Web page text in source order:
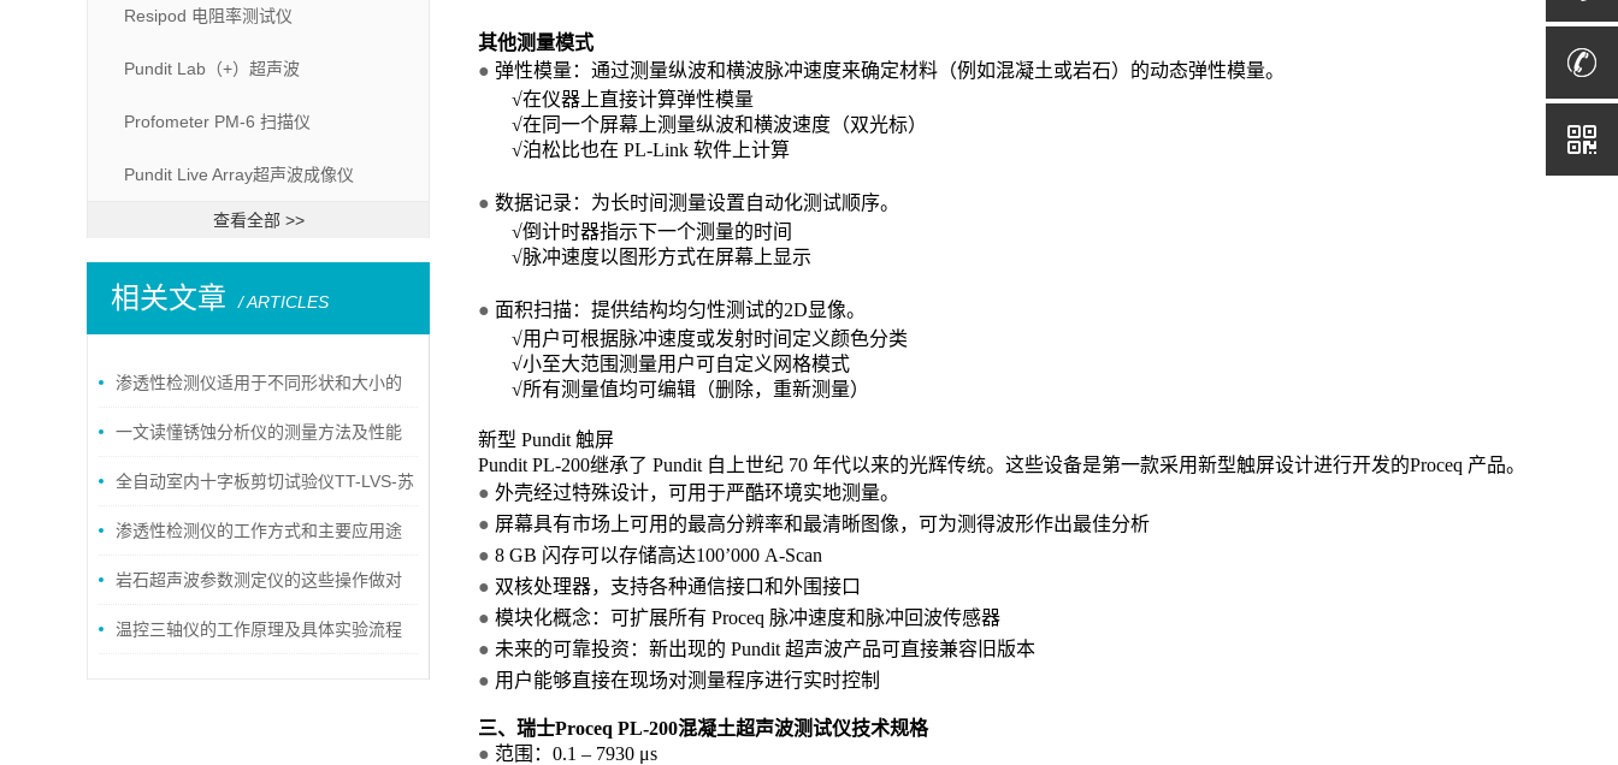
Resipod 电阻率测试仪
Pundit Lab（+）超声波
Profometer PM-6 扫描仪
Pundit Live Array超声波成像仪
查看全部 >>
相关文章 / ARTICLES
渗透性检测仪适用于不同形状和大小的
样品一文读懂锈蚀分析仪的测量方法及性能
特点全自动室内十字板剪切试验仪TT-LVS-苏
州拓测仪器设备有限公司
渗透性检测仪的工作方式和主要应用途
径 岩石超声波参数测定仪的这些操作做对
了吗？
温控三轴仪的工作原理及具体实验流程
其他测量模式
● 弹性模量：通过测量纵波和横波脉冲速度来确定材料（例如混凝土或岩石）的动态弹性模量。
√在仪器上直接计算弹性模量
√在同一个屏幕上测量纵波和横波速度（双光标）
√泊松比也在 PL-Link 软件上计算
● 数据记录：为长时间测量设置自动化测试顺序。
√倒计时器指示下一个测量的时间
√脉冲速度以图形方式在屏幕上显示
● 面积扫描：提供结构均匀性测试的2D显像。
√用户可根据脉冲速度或发射时间定义颜色分类
√小至大范围测量用户可自定义网格模式
√所有测量值均可编辑（删除，重新测量）
新型 Pundit 触屏
Pundit PL-200继承了 Pundit 自上世纪 70 年代以来的光辉传统。这些设备是第一款采用新型触屏设计进行开发的Proceq 产品。
● 外壳经过特殊设计，可用于严酷环境实地测量。
● 屏幕具有市场上可用的最高分辨率和最清晰图像，可为测得波形作出最佳分析
● 8 GB 闪存可以存储高达100’000 A-Scan
● 双核处理器，支持各种通信接口和外围接口
● 模块化概念：可扩展所有 Proceq 脉冲速度和脉冲回波传感器
● 未来的可靠投资：新出现的 Pundit 超声波产品可直接兼容旧版本
● 用户能够直接在现场对测量程序进行实时控制
三、 瑞士Proceq PL-200混凝土超声波测试仪技术规格
● 范围：0.1 – 7930 μs